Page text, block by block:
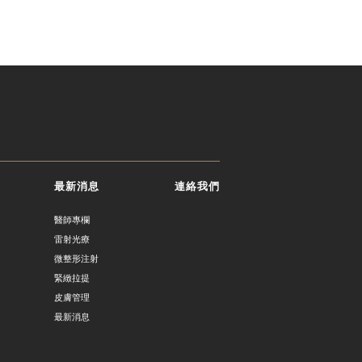
最新消息
醫師專欄
雷射光療
微整形注射
緊緻拉提
皮膚管理
最新消息
連絡我們